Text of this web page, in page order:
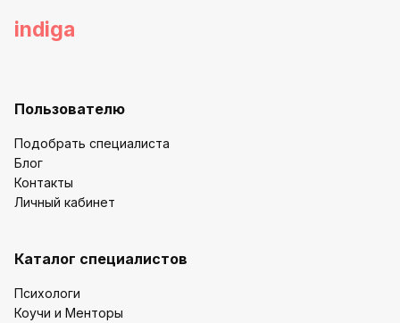
indiga
Пользователю
Подобрать специалиста
Блог
Контакты
Личный кабинет
Каталог специалистов
Психологи
Коучи и Менторы